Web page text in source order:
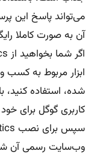
می‌تواند پاسخ این
آن به صورت کاملا
ابزار مربوط به
شده، استفاده
کاربری گوگل برای